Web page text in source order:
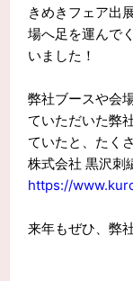
きめきフェア出
場へ足を運んで
いました！
弊社ブースや会
ていただいた弊
ていたと、たく
株式会社 黒沢刺
https://
来年もぜひ、弊